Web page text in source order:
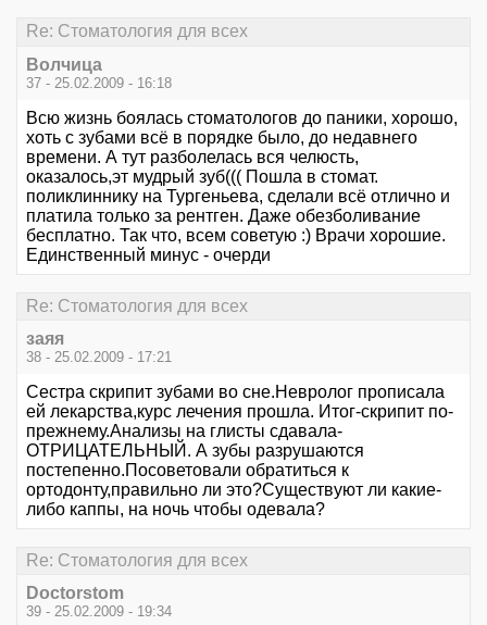
Re: Стоматология для всех
Волчица
37 - 25.02.2009 - 16:18
Всю жизнь боялась стоматологов до паники, хорошо,
хоть с зубами всё в порядке было, до недавнего
времени. А тут разболелась вся челюсть,
оказалось,эт мудрый зуб((( Пошла в стомат.
поликлиннику на Тургеньева, сделали всё отлично и
платила только за рентген. Даже обезболивание
бесплатно. Так что, всем советую :) Врачи хорошие.
Единственный минус - очерди
Re: Стоматология для всех
заяя
38 - 25.02.2009 - 17:21
Сестра скрипит зубами во сне.Невролог прописала
ей лекарства,курс лечения прошла. Итог-скрипит по-
прежнему.Анализы на глисты сдавала-
ОТРИЦАТЕЛЬНЫЙ. А зубы разрушаются
постепенно.Посоветовали обратиться к
ортодонту,правильно ли это?Существуют ли какие-
либо каппы, на ночь чтобы одевала?
Re: Стоматология для всех
Doctorstom
39 - 25.02.2009 - 19:34